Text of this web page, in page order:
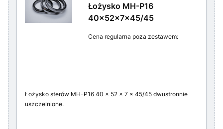
Łożysko MH-P16
40x52x7x45/45
Cena regularna poza zestawem:
Łożysko sterów MH-P16 40 x 52 x 7 x 45/45 dwustronnie
uszczelnione.